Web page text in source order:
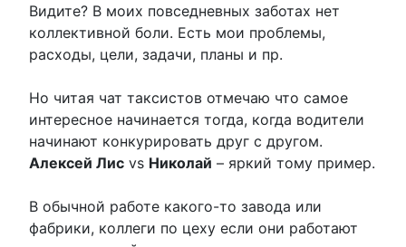
Видите? В моих повседневных заботах нет
коллективной боли. Есть мои проблемы,
расходы, цели, задачи, планы и пр.
Но читая чат таксистов отмечаю что самое
интересное начинается тогда, когда водители
начинают конкурировать друг с другом.
Алексей Лис vs Николай – яркий тому пример.
В обычной работе какого-то завода или
фабрики, коллеги по цеху если они работают